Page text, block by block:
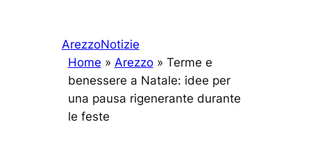
ArezzoNotizie
Home » Arezzo» Terme e
benessere a Natale: idee per
una pausa rigenerante durante
le feste